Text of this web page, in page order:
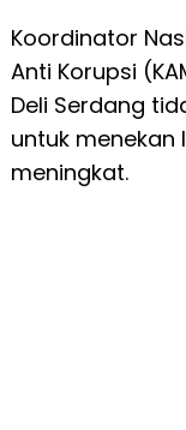
Koordinator
Anti Korupsi
Deli Serdang
untuk menekan
meningkat.